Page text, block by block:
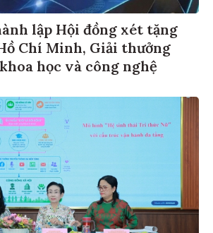
lập Hội đồng xét tặng
Chí Minh, Giải thưởng
học và công nghệ